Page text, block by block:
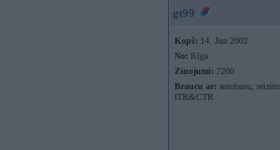
gt99
Kopš: 14. Jun 2002
No: Rīga
Ziņojumi: 7200
Braucu ar: autobusu, reizēm
ITR&CTR